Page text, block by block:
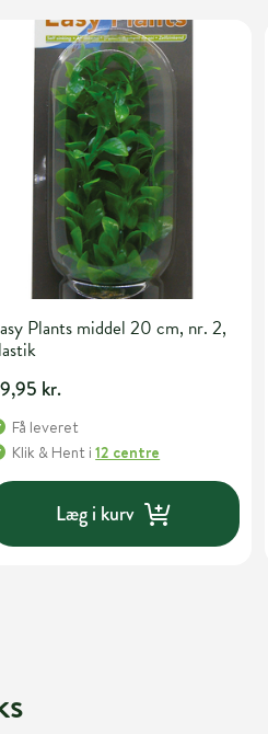
Plants middel 20 cm, nr. 2,
kr.
Få leveret
Klik & Hent i12 centre
Læg i kurv